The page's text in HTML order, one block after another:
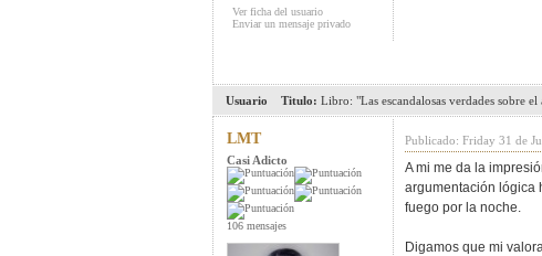
Ver ficha del usuario
Enviar un mensaje privado
Usuario Titulo: Libro: "Las escandalosas verdades sobre
LMT
Casi Adicto
106 mensajes
Publicado: Friday 31 de
A mi me da la
argumentación lógica
fuego por la noche.
Digamos que mi